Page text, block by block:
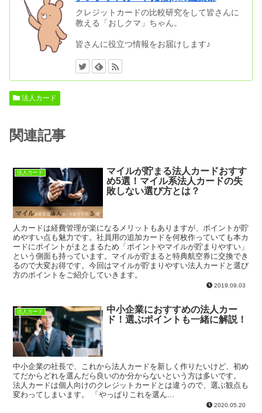
クレジットカードの比較研究をして皆さんに
教える「おしクマ」ちゃん。
皆さんに役立つ情報をお届けします♪
法人カード
関連記事
法人カード
マイルが貯まる法人カードおすす
め5選！マイル系法人カードの失
敗しない選び方とは？
人カードは経費管理が楽になるメリットもありますが、ポイントが貯
めやすい点も魅力です。社員用の追加カードを何枚作っていても本カ
ードにポイントがまとまるため「ポイントやマイルが貯まりやすい」
という側面も持っています。マイルが貯まると特典航空券に交換でき
るので大変お得です。今回はマイルが貯まりやすい法人カードと選び
方のポイントをご紹介していきます。
2019.09.03
法人カード
中小企業におすすめの法人カー
ド！選ぶポイントも一緒に解説！
中小企業の社長で、これから法人カードを新しく作りたいけど、初め
てだからどれを選んだら良いのか分からないという方は多いです。
法人カードは個人向けのクレジットカードとは違うので、選ぶ観点も
変わってしまいます。 「やっぱりこれを選ん...
2020.05.20